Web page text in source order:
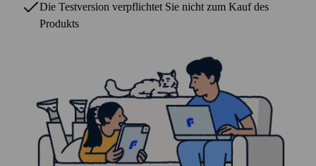
Die Testversion verpflichtet Sie nicht zum Kauf des
Produkts